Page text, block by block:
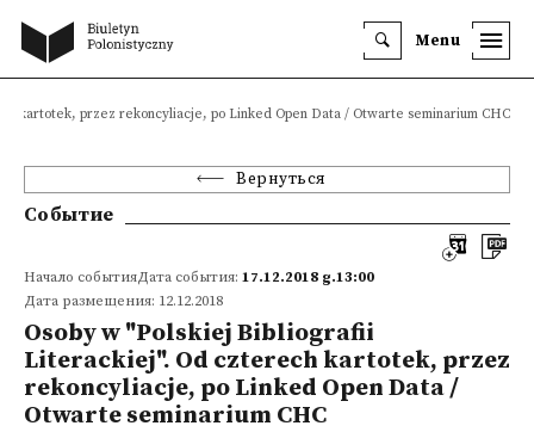
Menu
kartotek, przez rekoncyliacje, po Linked Open Data / Otwarte seminarium CHC
Вернуться
Событие
Начало событияДата события: 17.12.2018 g.13:00
Дата размещения: 12.12.2018
Osoby w "Polskiej Bibliografii
Literackiej". Od czterech kartotek, przez
rekoncyliacje, po Linked Open Data /
Otwarte seminarium CHC